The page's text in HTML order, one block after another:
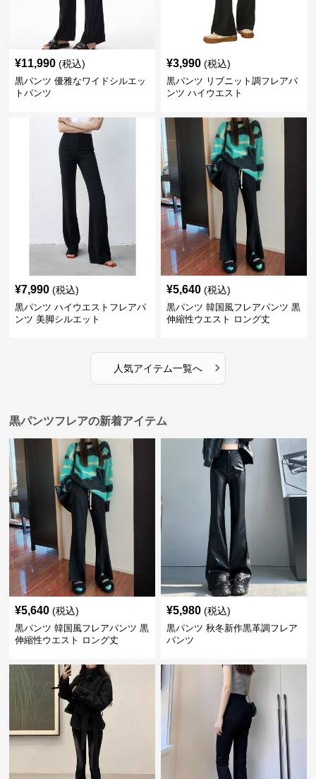
¥11,990 (税込)
黒パンツ 優雅なワイドシルエッ
トパンツ
¥3,990 (税込)
黒パンツ リブニット調フレアパ
ンツ ハイウエスト
¥7,990 (税込)
黒パンツ ハイウエストフレアパ
ンツ 美脚シルエット
¥5,640 (税込)
黒パンツ 韓国風フレアパンツ 黒
伸縮性ウエスト ロング丈
人気アイテム一覧へ ›
黒パンツフレアの新着アイテム
¥5,640 (税込)
黒パンツ 韓国風フレアパンツ 黒
伸縮性ウエスト ロング丈
¥5,980 (税込)
黒パンツ 秋冬新作黒革調フレア
パンツ